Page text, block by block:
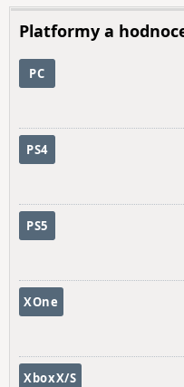
Platformy a
PC
PS4
PS5
XOne
XboxX/S